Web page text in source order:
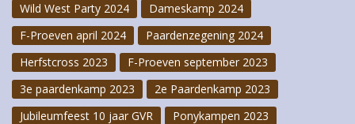
Informatie
Actueel
Rijvereniging
Wild West Party 2024
Dameskamp 2024
F-Proeven april 2024
Paardenzegening 2024
Herfstcross 2023
F-Proeven september 2023
3e paardenkamp 2023
2e Paardenkamp 2023
Jubileumfeest 10 jaar GVR
Ponykampen 2023